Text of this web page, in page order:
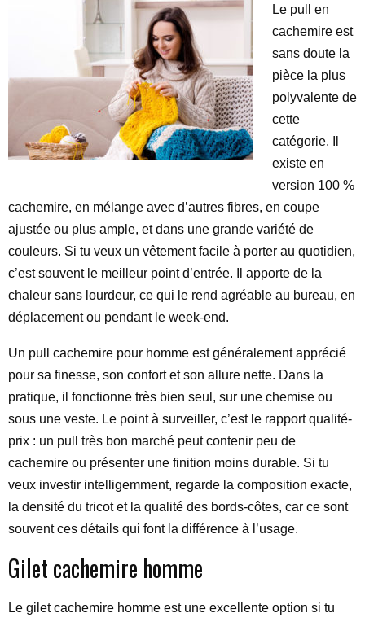
Le pull en
cachemire est
sans doute la
pièce la plus
polyvalente de
cette
catégorie. Il
existe en
version 100 %
cachemire, en mélange avec d’autres fibres, en coupe
ajustée ou plus ample, et dans une grande variété de
couleurs. Si tu veux un vêtement facile à porter au quotidien,
c’est souvent le meilleur point d’entrée. Il apporte de la
chaleur sans lourdeur, ce qui le rend agréable au bureau, en
déplacement ou pendant le week-end.
Un pull cachemire pour homme est généralement apprécié
pour sa finesse, son confort et son allure nette. Dans la
pratique, il fonctionne très bien seul, sur une chemise ou
sous une veste. Le point à surveiller, c’est le rapport qualité-
prix : un pull très bon marché peut contenir peu de
cachemire ou présenter une finition moins durable. Si tu
veux investir intelligemment, regarde la composition exacte,
la densité du tricot et la qualité des bords-côtes, car ce sont
souvent ces détails qui font la différence à l’usage.
Gilet cachemire homme
Le gilet cachemire homme est une excellente option si tu